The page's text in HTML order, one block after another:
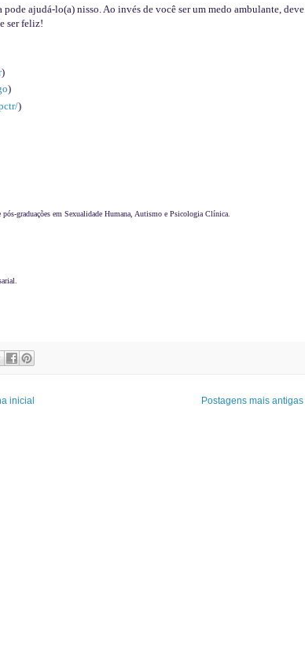
ajudá-lo(a) nisso. Ao invés de você ser um medo ambulante, deve
ser feliz!
)
)
)
graduações em Sexualidade Humana, Autismo e Psicologia Clínica.
Postagens mais antigas
inicial